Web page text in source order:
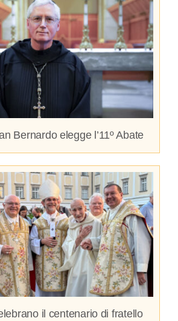
Bernardo elegge l’11º Abate
il centenario di fratello